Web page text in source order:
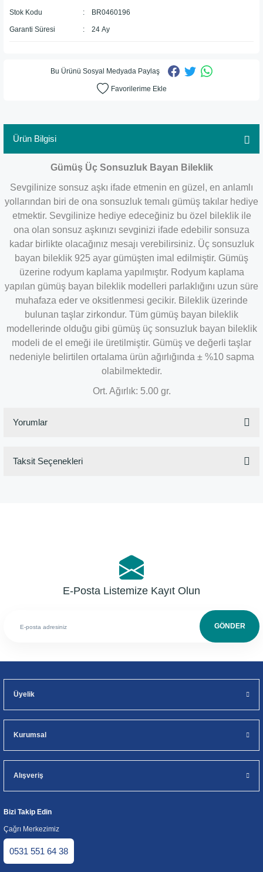
Stok Kodu BR0460196
Garanti Süresi 24 Ay
Bu Ürünü Sosyal Medyada Paylaş
Ürün Bilgisi
Gümüş Üç Sonsuzluk Bayan Bileklik
Sevgilinize sonsuz aşkı ifade etmenin en güzel, en anlamlı
yollarından biri de ona sonsuzluk temalı gümüş takılar hediye
etmektir. Sevgilinize hediye edeceğiniz bu özel bileklik ile
ona olan sonsuz aşkınızı sevginizi ifade edebilir sonsuza
kadar birlikte olacağınız mesajı verebilirsiniz. Üç sonsuzluk
bayan bileklik 925 ayar gümüşten imal edilmiştir. Gümüş
üzerine rodyum kaplama yapılmıştır. Rodyum kaplama
yapılan gümüş bayan bileklik modelleri parlaklığını uzun süre
muhafaza eder ve oksitlenmesi gecikir. Bileklik üzerinde
bulunan taşlar zirkondur. Tüm gümüş bayan bileklik
modellerinde olduğu gibi gümüş üç sonsuzluk bayan bileklik
modeli de el emeği ile üretilmiştir. Gümüş ve değerli taşlar
nedeniyle belirtilen ortalama ürün ağırlığında ± %10 sapma
olabilmektedir.
Ort. Ağırlık: 5.00 gr.
Yorumlar
Taksit Seçenekleri
E-Posta Listemize Kayıt Olun
GÖNDER
Üyelik
Kurumsal
Alışveriş
Bizi Takip Edin
Çağrı Merkezimiz
0531 551 64 38